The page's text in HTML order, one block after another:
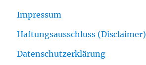
Impressum
Haftungsausschluss (Disclaimer)
Datenschutzerklärung